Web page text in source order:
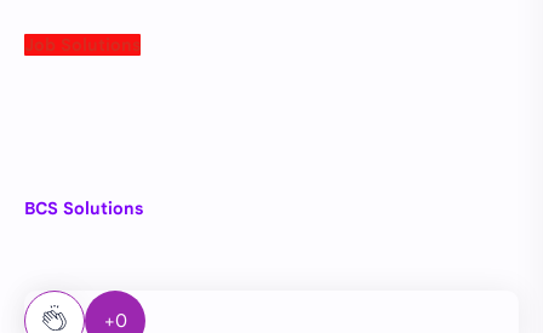
Job Solutions
BCS Solutions
+0